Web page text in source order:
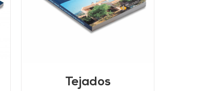
Tejados